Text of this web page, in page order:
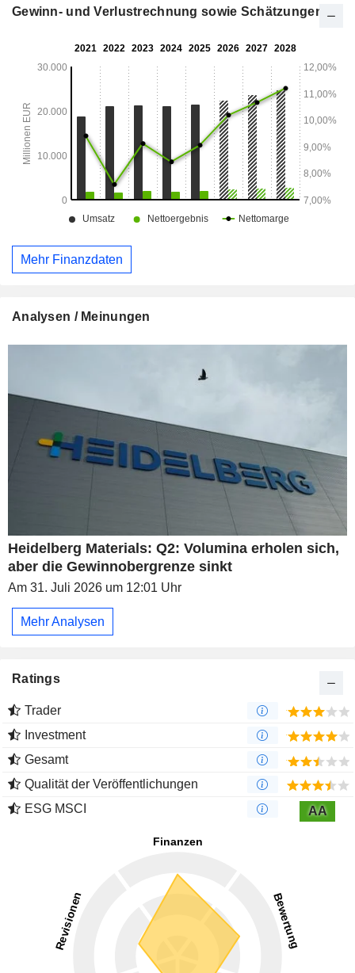
Gewinn- und Verlustrechnung sowie Schätzungen
Mehr Finanzdaten
Analysen / Meinungen
Heidelberg Materials: Q2: Volumina erholen sich,
aber die Gewinnobergrenze sinkt
Am 31. Juli 2026 um 12:01 Uhr
Mehr Analysen
Ratings
Trader
Investment
Gesamt
Qualität der Veröffentlichungen
ESG MSCI
AA